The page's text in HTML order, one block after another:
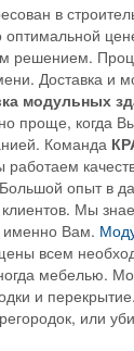
в
решением.
Доставка и
модульных
проще, когда
Команда
опыт в
Мы
именно Вам.
всем
мебелью.
и
или